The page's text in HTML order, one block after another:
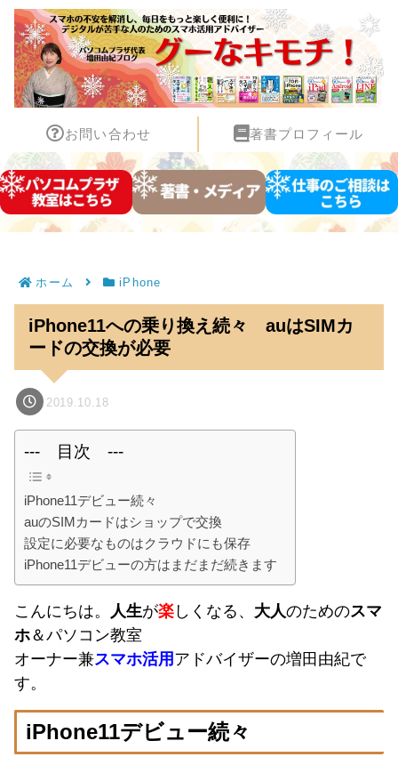
お問い合わせ 著書プロフィール
ホーム iPhone
iPhone11への乗り換え続々 auはSIMカ
ードの交換が必要
2019.10.18
--- 目次 ---
iPhone11デビュー続々
auのSIMカードはショップで交換
設定に必要なものはクラウドにも保存
iPhone11デビューの方はまだまだ続きます
こんにちは。 人生が楽 しくなる、 大人のためのスマ
ホ＆パソコン教室
オーナー兼スマホ活用 アドバイザーの増田由紀で
す。
iPhone11デビュー続々